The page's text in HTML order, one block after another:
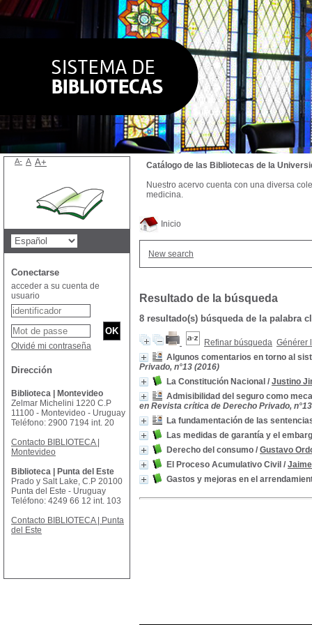
Inicio
New search
Resultado de la búsqueda
8 resultado(s) búsqueda de la palabra
Refinar búsqueda Générer
Algunos comentarios en torno al
Privado, n°13 (2016)
La Constitución Nacional / Justino
Admisibilidad del seguro como
en Revista crítica de Derecho Privado,
La fundamentación de las
Las medidas de garantía y el
Derecho del consumo / Gustavo
El Proceso Acumulativo Civil /
Gastos y mejoras en el
Catálogo de las Bibliotecas de la
Nuestro acervo cuenta con una diversa
medicina.
A- A A+
Conectarse
acceder a su cuenta de
usuario
Olvidé mi contraseña
Dirección
Biblioteca | Montevideo
Zelmar Michelini 1220 C.P
11100 - Montevideo - Uruguay
Teléfono: 2900 7194 int. 20
Contacto BIBLIOTECA |
Montevideo
Biblioteca | Punta del Este
Prado y Salt Lake, C.P 20100
Punta del Este - Uruguay
Teléfono: 4249 66 12 int. 103
Contacto BIBLIOTECA | Punta
del Este